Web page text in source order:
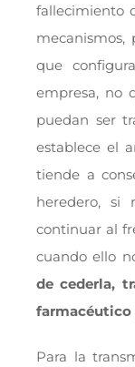
fallecimiento
mecanismos,
que
empresa, no
puedan ser
establece el
tiende a
heredero, si
continuar al
cuando ello
de cederla,
farmacéutico
Para la